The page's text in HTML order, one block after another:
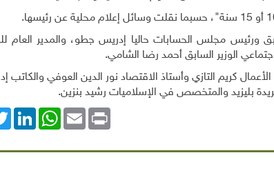
.
ورئيس مجلس الحسابات حاليا إدريس جطو، والمدير العام
الوزير السابق أحمد رضا الشامي.
كريم التازي وأستاذ الاقتصاد نور الدين العوفي
بليزيد والمتخصص في الإسلاميات رشيد بنزين.
WhatsAppEmail Print